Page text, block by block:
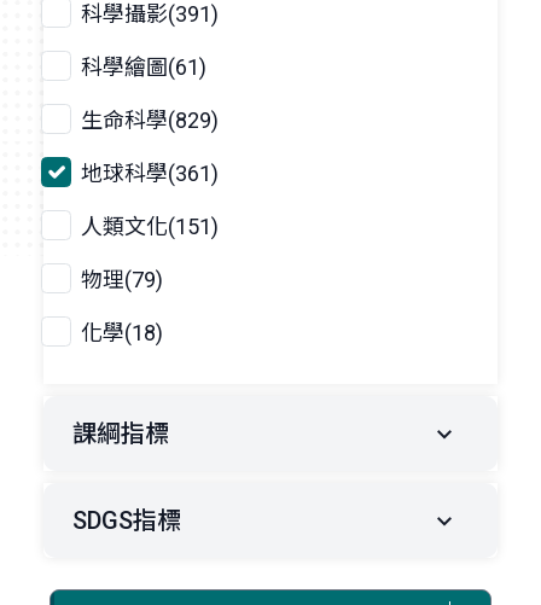
科學攝影(391)
科學繪圖(61)
生命科學(829)
地球科學(361)
人類文化(151)
物理(79)
化學(18)
課綱指標
SDGS指標